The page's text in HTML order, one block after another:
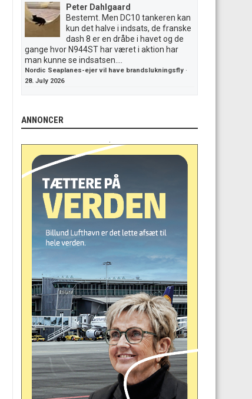
Peter Dahlgaard
Bestemt. Men DC10 tankeren kan
kun det halve i indsats, de franske
dash 8 er en dråbe i havet og de
gange hvor N944ST har været i aktion har
man kunne se indsatsen....
Nordic Seaplanes-ejer vil have brandslukningsfly ·
28. July 2026
ANNONCER